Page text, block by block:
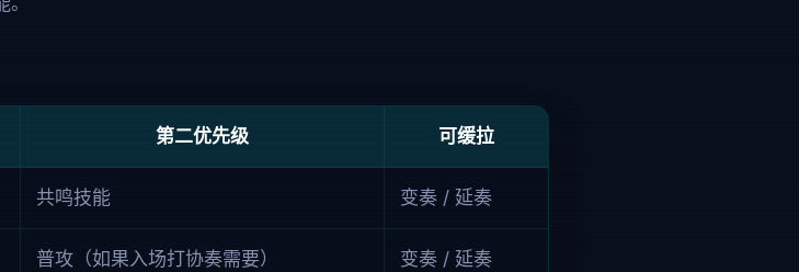
第二优先级 可缓拉
共鸣技能 变奏 / 延奏
普攻（如果入场打协奏需要） 变奏 / 延奏